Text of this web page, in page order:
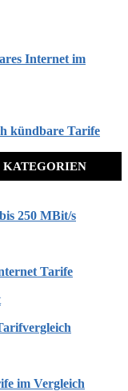
Internet im
kündbare Tarife
KATEGORIEN
250 MBit/s
Tarife
im Vergleich